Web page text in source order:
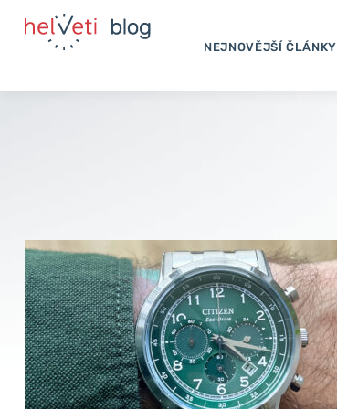
Přeskočit
NEJNOVĚJŠÍ ČLÁNKY